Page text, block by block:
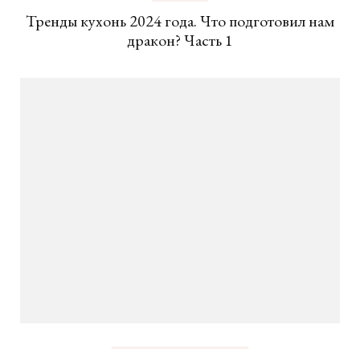
Тренды кухонь 2024 года. Что подготовил нам
дракон? Часть 1